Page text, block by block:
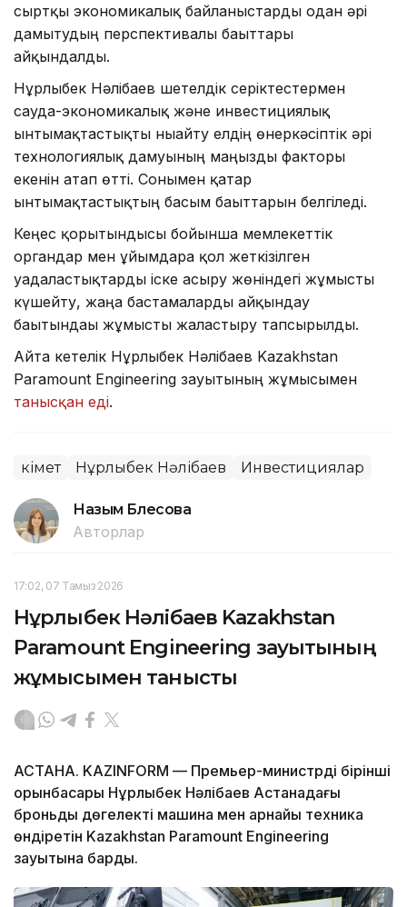
сыртқы экономикалық байланыстарды одан әрі
дамытудың перспективалы бағыттары
айқындалды.
Нұрлыбек Нәлібаев шетелдік серіктестермен
сауда-экономикалық және инвестициялық
ынтымақтастықты нығайту елдің өнеркәсіптік әрі
технологиялық дамуының маңызды факторы
екенін атап өтті. Сонымен қатар
ынтымақтастықтың басым бағыттарын белгіледі.
Кеңес қорытындысы бойынша мемлекеттік
органдар мен ұйымдарға қол жеткізілген
уағдаластықтарды іске асыру жөніндегі жұмысты
күшейту, жаңа бастамаларды айқындау
бағытындағы жұмысты жалғастыру тапсырылды.
Айта кетелік Нұрлыбек Нәлібаев Kazakhstan
Paramount Engineering зауытының жұмысымен
танысқан еді.
Үкімет Нұрлыбек Нәлібаев Инвестициялар
Назым Бөлесова
Авторлар
17:02, 07 Тамыз 2026
Нұрлыбек Нәлібаев Kazakhstan
Paramount Engineering зауытының
жұмысымен танысты
АСТАНА. KAZINFORM — Премьер-министрдің бірінші
орынбасары Нұрлыбек Нәлібаев Астанадағы
броньды дөңгелекті машина мен арнайы техника
өндіретін Kazakhstan Paramount Engineering
зауытына барды.